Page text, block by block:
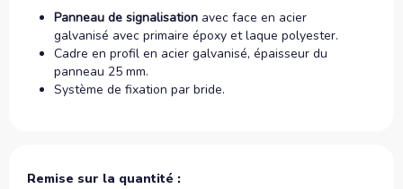
Panneau de signalisation avec face en acier
galvanisé avec primaire époxy et laque polyester.
Cadre en profil en acier galvanisé, épaisseur du
panneau 25 mm.
Système de fixation par bride.
Remise sur la quantité :